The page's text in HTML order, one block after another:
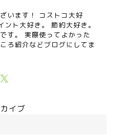
います！ コストコ大好
ト大好き。 節約大好き。
す。 実際使ってよかった
ろ紹介などブログにしてま
イブ